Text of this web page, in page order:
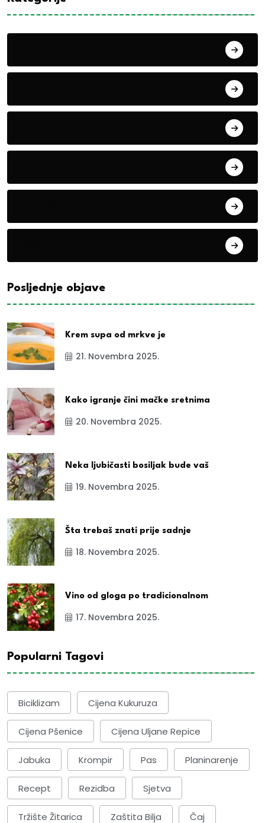
Posljednje objave
Krem supa od mrkve je
21. Novembra 2025.
Kako igranje čini mačke sretnima
20. Novembra 2025.
Neka ljubičasti bosiljak bude vaš
19. Novembra 2025.
Šta trebaš znati prije sadnje
18. Novembra 2025.
Vino od gloga po tradicionalnom
17. Novembra 2025.
Popularni Tagovi
Biciklizam Cijena Kukuruza
Cijena Pšenice Cijena Uljane Repice
Jabuka Krompir Pas Planinarenje
Recept Rezidba Sjetva
Tržište Žitarica Zaštita Bilja Čaj